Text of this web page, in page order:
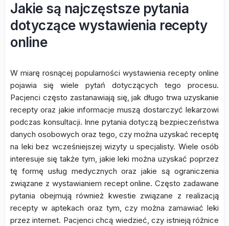
Jakie są najczęstsze pytania
dotyczące wystawienia recepty
online
W miarę rosnącej popularności wystawienia recepty online
pojawia się wiele pytań dotyczących tego procesu.
Pacjenci często zastanawiają się, jak długo trwa uzyskanie
recepty oraz jakie informacje muszą dostarczyć lekarzowi
podczas konsultacji. Inne pytania dotyczą bezpieczeństwa
danych osobowych oraz tego, czy można uzyskać receptę
na leki bez wcześniejszej wizyty u specjalisty. Wiele osób
interesuje się także tym, jakie leki można uzyskać poprzez
tę formę usług medycznych oraz jakie są ograniczenia
związane z wystawianiem recept online. Często zadawane
pytania obejmują również kwestie związane z realizacją
recepty w aptekach oraz tym, czy można zamawiać leki
przez internet. Pacjenci chcą wiedzieć, czy istnieją różnice